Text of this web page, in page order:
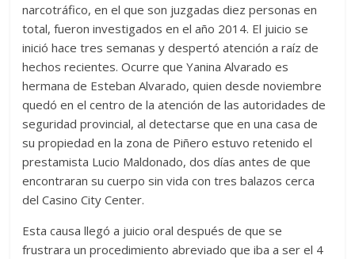
narcotráfico, en el que son juzgadas diez personas en
total, fueron investigados en el año 2014. El juicio se
inició hace tres semanas y despertó atención a raíz de
hechos recientes. Ocurre que Yanina Alvarado es
hermana de Esteban Alvarado, quien desde noviembre
quedó en el centro de la atención de las autoridades de
seguridad provincial, al detectarse que en una casa de
su propiedad en la zona de Piñero estuvo retenido el
prestamista Lucio Maldonado, dos días antes de que
encontraran su cuerpo sin vida con tres balazos cerca
del Casino City Center.
Esta causa llegó a juicio oral después de que se
frustrara un procedimiento abreviado que iba a ser el 4